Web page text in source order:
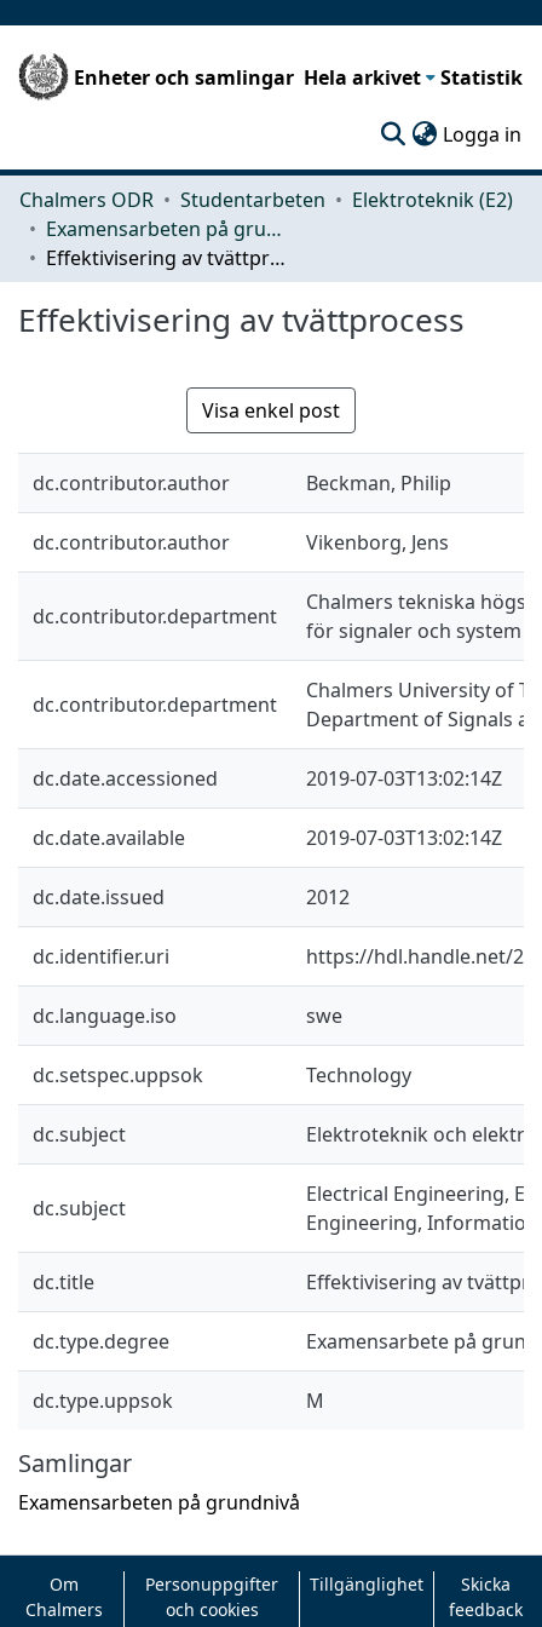
Enheter och samlingar Hela arkivet Statistik
Logga in
Chalmers ODR Studentarbeten
Elektroteknik (E2)
Examensarbeten på grundnivå
Effektivisering av tvättprocess
Effektivisering av tvättprocess
Visa enkel post
dc.contributor.author Beckman, Philip
dc.contributor.author Vikenborg, Jens
dc.contributor.department
Chalmers tekniska
för signaler och system
dc.contributor.department
Chalmers University of
Department of Signals
dc.date.accessioned 2019-07-03T13:02:14Z
dc.date.available 2019-07-03T13:02:14Z
dc.date.issued 2012
dc.identifier.uri https://hdl.handle.net/
dc.language.iso swe
dc.setspec.uppsok Technology
dc.subject Elektroteknik och
dc.subject
Electrical Engineering,
Engineering,
dc.title Effektivisering av
dc.type.degree Examensarbete på
dc.type.uppsok M
Samlingar
Examensarbeten på grundnivå
Om
Chalmers
Personuppgifter
och cookies
Tillgänglighet
Skicka
feedback